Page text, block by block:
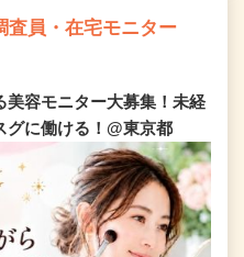
査員・在宅モニター
容モニター大募集！未経
グに働ける！@東京都